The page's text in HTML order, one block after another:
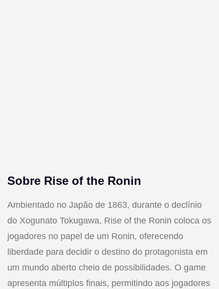
Sobre Rise of the Ronin
Ambientado no Japão de 1863, durante o declínio
do Xogunato Tokugawa, Rise of the Ronin coloca os
jogadores no papel de um Ronin, oferecendo
liberdade para decidir o destino do protagonista em
um mundo aberto cheio de possibilidades. O game
apresenta múltiplos finais, permitindo aos jogadores